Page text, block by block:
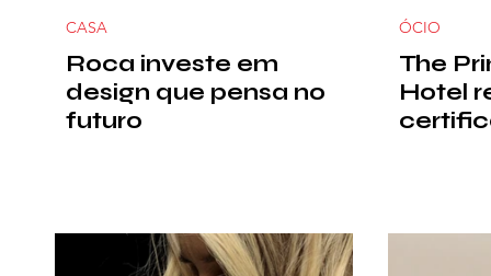
Roca investe em
design que pensa no
futuro
CASA
The
Hotel
ÓCIO